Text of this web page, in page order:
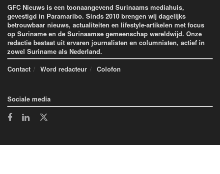
GFC Nieuws is een toonaangevend Surinaams mediahuis,
gevestigd in Paramaribo. Sinds 2010 brengen wij dagelijks
betrouwbaar nieuws, actualiteiten en lifestyle-artikelen met focus
op Suriname en de Surinaamse gemeenschap wereldwijd. Onze
redactie bestaat uit ervaren journalisten en columnisten, actief in
zowel Suriname als Nederland.
Contact
Word redacteur Colofon
Sociale media